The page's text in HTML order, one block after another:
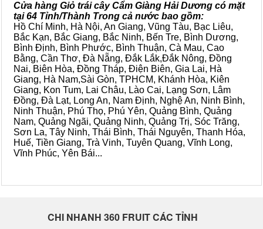
Cửa hàng Giỏ trái cây Cẩm Giàng Hải Dương có mặt
tại 64 Tỉnh/Thành Trong cả nước bao gồm:
Hồ Chí Minh, Hà Nội, An Giang, Vũng Tàu, Bạc Liêu,
Bắc Kạn, Bắc Giang, Bắc Ninh, Bến Tre, Bình Dương,
Bình Định, Bình Phước, Bình Thuận, Cà Mau, Cao
Bằng, Cần Thơ, Đà Nẵng, Đắk Lắk,Đắk Nông, Đồng
Nai, Biên Hòa, Đồng Tháp, Điện Biên, Gia Lai, Hà
Giang, Hà Nam,Sài Gòn, TPHCM, Khánh Hòa, Kiên
Giang, Kon Tum, Lai Châu, Lào Cai, Lạng Sơn, Lâm
Đồng, Đà Lạt, Long An, Nam Định, Nghệ An, Ninh Bình,
Ninh Thuận, Phú Thọ, Phú Yên, Quảng Bình, Quảng
Nam, Quảng Ngãi, Quảng Ninh, Quảng Trị, Sóc Trăng,
Sơn La, Tây Ninh, Thái Bình, Thái Nguyên, Thanh Hóa,
Huế, Tiền Giang, Trà Vinh, Tuyên Quang, Vĩnh Long,
Vĩnh Phúc, Yên Bái...
CHI NHANH 360 FRUIT CÁC TỈNH